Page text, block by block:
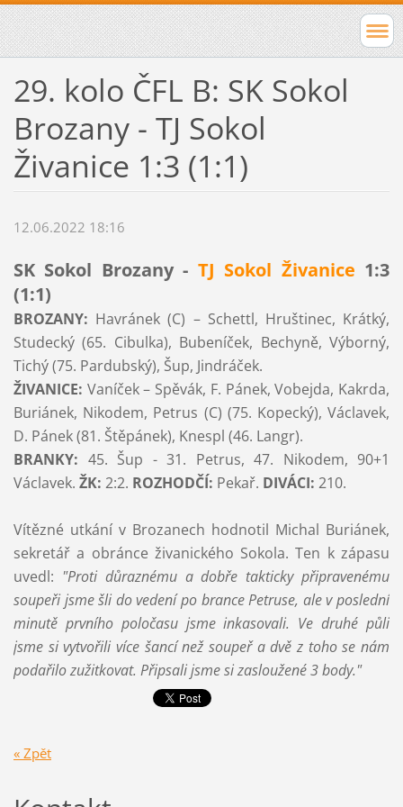
29. kolo ČFL B: SK Sokol
Brozany - TJ Sokol
Živanice 1:3 (1:1)
12.06.2022 18:16
SK Sokol Brozany - TJ Sokol Živanice 1:3
(1:1)
BROZANY: Havránek (C) – Schettl, Hruštinec, Krátký,
Studecký (65. Cibulka), Bubeníček, Bechyně, Výborný,
Tichý (75. Pardubský), Šup, Jindráček.
ŽIVANICE: Vaníček – Spěvák, F. Pánek, Vobejda, Kakrda,
Buriánek, Nikodem, Petrus (C) (75. Kopecký), Václavek,
D. Pánek (81. Štěpánek), Knespl (46. Langr).
BRANKY: 45. Šup - 31. Petrus, 47. Nikodem, 90+1
Václavek. ŽK: 2:2. ROZHODČÍ: Pekař. DIVÁCI: 210.
Vítězné utkání v Brozanech hodnotil Michal Buriánek,
sekretář a obránce živanického Sokola. Ten k zápasu
uvedl: "Proti důraznému a dobře takticky připravenému
soupeři jsme šli do vedení po brance Petruse, ale v poslední
minutě prvního poločasu jsme inkasovali. Ve druhé půli
jsme si vytvořili více šancí než soupeř a dvě z toho se nám
podařilo zužitkovat. Připsali jsme si zasloužené 3 body."
« Zpět